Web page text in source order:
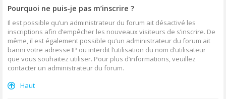
Pourquoi ne puis-je pas m’inscrire ?
Il est possible qu’un administrateur du forum ait désactivé les
inscriptions afin d’empêcher les nouveaux visiteurs de s’inscrire. De
même, il est également possible qu’un administrateur du forum ait
banni votre adresse IP ou interdit l’utilisation du nom d’utilisateur
que vous souhaitez utiliser. Pour plus d’informations, veuillez
contacter un administrateur du forum.
Haut